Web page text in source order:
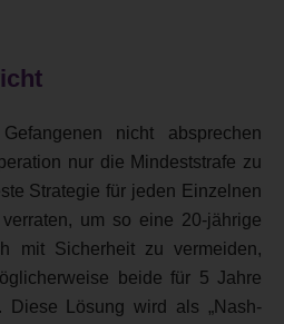
nicht absprechen
nur die Mindeststrafe zu
Strategie für jeden Einzelnen
um so eine 20-jährige
mit Sicherheit zu vermeiden,
beide für 5 Jahre
Diese Lösung wird als „Nash-